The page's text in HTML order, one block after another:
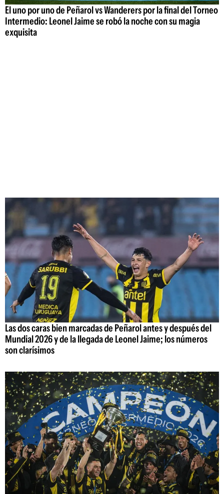
El uno por uno de Peñarol vs Wanderers por la final del Torneo
Intermedio: Leonel Jaime se robó la noche con su magia
exquisita
Las dos caras bien marcadas de Peñarol antes y después del
Mundial 2026 y de la llegada de Leonel Jaime; los números
son clarísimos